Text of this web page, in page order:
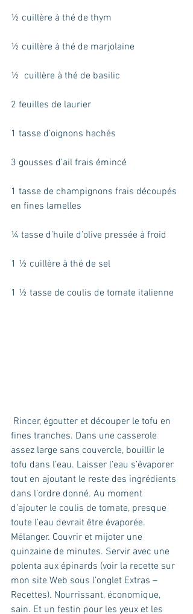
½ cuillère à thé de thym
½ cuillère à thé de marjolaine
½  cuillère à thé de basilic
2 feuilles de laurier
1 tasse d’oignons hachés
3 gousses d’ail frais émincé
1 tasse de champignons frais découpés
en fines lamelles
¼ tasse d’huile d’olive pressée à froid
1 ½ cuillère à thé de sel
1 ½ tasse de coulis de tomate italienne
fines tranches. Dans une casserole
assez large sans couvercle, bouillir le
tofu dans l’eau. Laisser l’eau s’évaporer
tout en ajoutant le reste des ingrédients
dans l’ordre donné. Au moment
d’ajouter le coulis de tomate, presque
toute l’eau devrait être évaporée.
Mélanger. Couvrir et mijoter une
quinzaine de minutes. Servir avec une
polenta aux épinards (voir la recette sur
mon site Web sous l’onglet Extras –
Recettes). Nourrissant, économique,
sain. Et un festin pour les yeux et les